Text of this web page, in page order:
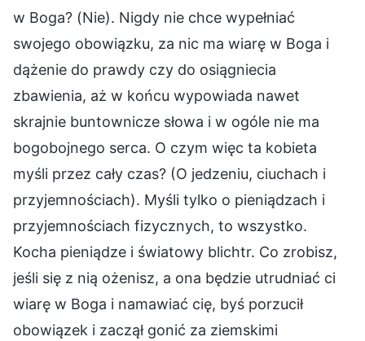
w Boga? (Nie). Nigdy nie chce wypełniać
swojego obowiązku, za nic ma wiarę w Boga i
dążenie do prawdy czy do osiągniecia
zbawienia, aż w końcu wypowiada nawet
skrajnie buntownicze słowa i w ogóle nie ma
bogobojnego serca. O czym więc ta kobieta
myśli przez cały czas? (O jedzeniu, ciuchach i
przyjemnościach). Myśli tylko o pieniądzach i
przyjemnościach fizycznych, to wszystko.
Kocha pieniądze i światowy blichtr. Co zrobisz,
jeśli się z nią ożenisz, a ona będzie utrudniać ci
wiarę w Boga i namawiać cię, byś porzucił
obowiązek i zaczął gonić za ziemskimi